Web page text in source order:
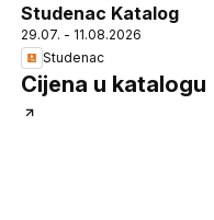
Studenac Katalog
29.07. - 11.08.2026
Studenac
Cijena u katalogu